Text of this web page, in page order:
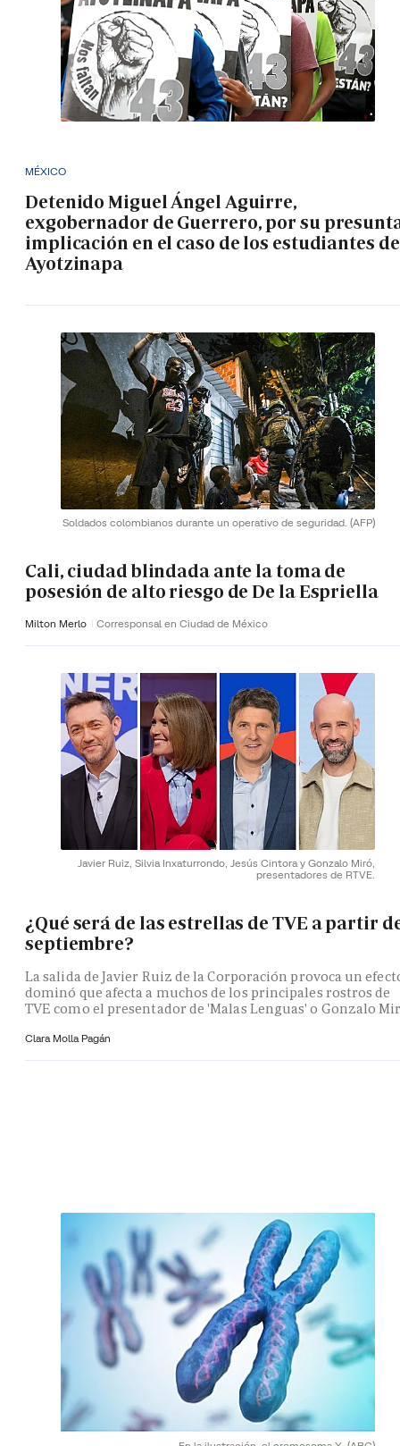
MÉXICO
Detenido Miguel Ángel Aguirre,
exgobernador de Guerrero, por su
implicación en el caso de los estudiantes de
Ayotzinapa
Soldados colombianos durante un operativo de seguridad. (AFP)
Cali, ciudad blindada ante la toma de
posesión de alto riesgo de De la Espriella
Milton Merlo Corresponsal en Ciudad de México
Javier Ruiz, Silvia Inxaturrondo, Jesús Cintora y Gonzalo Miró,
presentadores de RTVE.
¿Qué será de las estrellas de TVE a partir
septiembre?
La salida de Javier Ruiz de la Corporación provoca un
dominó que afecta a muchos de los principales rostros de
TVE como el presentador de 'Malas Lenguas' o Gonzalo
Clara Molla Pagán